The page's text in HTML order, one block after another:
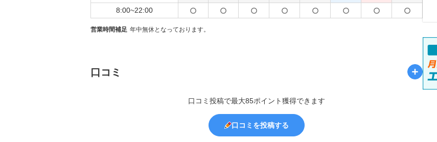
8:00~22:00
営業時間補足 年中無休となっております。
口コミ
口コミ投稿で最大85ポイント獲得できます
口コミを投稿する